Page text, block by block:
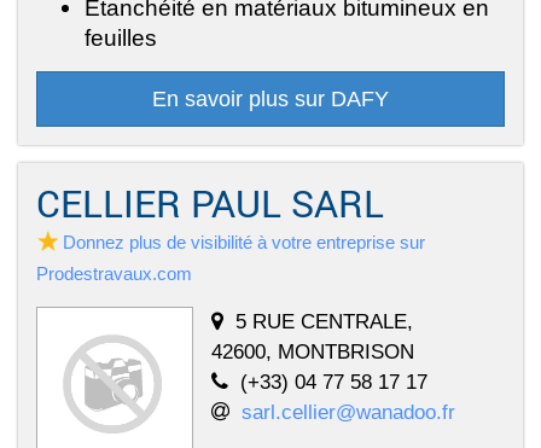
Étanchéité en matériaux bitumineux en
feuilles
En savoir plus sur DAFY
CELLIER PAUL SARL
Donnez plus de visibilité à votre entreprise sur
Prodestravaux.com
5 RUE CENTRALE,
42600, MONTBRISON
(+33) 04 77 58 17 17
sarl.cellier@wanadoo.fr